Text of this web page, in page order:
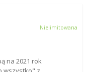
Nielimitowana
na 2021 rok